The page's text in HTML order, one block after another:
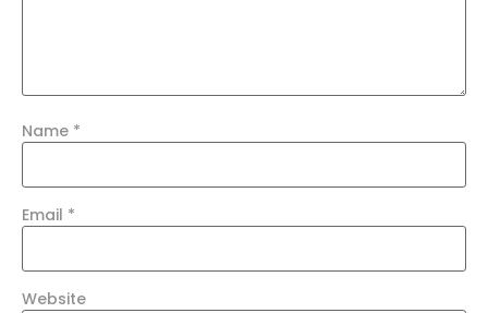
Name *
Email *
Website